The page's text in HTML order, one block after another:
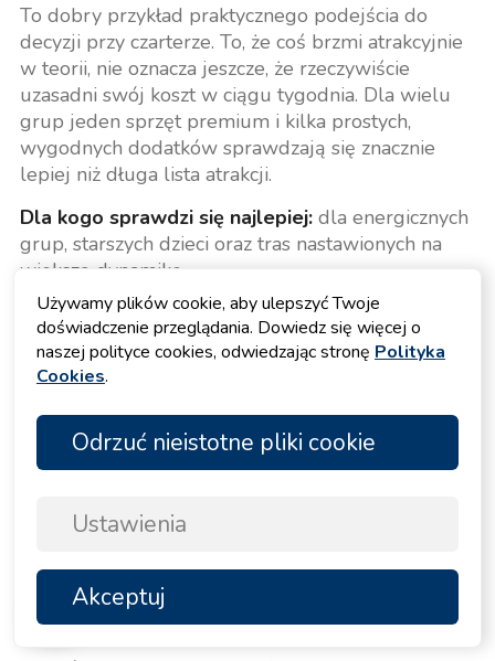
To dobry przykład praktycznego podejścia do
decyzji przy czarterze. To, że coś brzmi atrakcyjnie
w teorii, nie oznacza jeszcze, że rzeczywiście
uzasadni swój koszt w ciągu tygodnia. Dla wielu
grup jeden sprzęt premium i kilka prostych,
wygodnych dodatków sprawdzają się znacznie
lepiej niż długa lista atrakcji.
Dla kogo sprawdzi się najlepiej:dla energicznych
grup, starszych dzieci oraz tras nastawionych na
większą dynamikę.
Najlepiej sprawdza się, gdy:jacht oferuje
odpowiednią moc, przestrzeń i plan dnia
pozwalający na wielokrotne przejazdy.
Szczególnie polecany:
portowych i tras promowych.
8. Odkrywanie linii brzegowej
wpław, z maską lub na
desce
GÓRĘ
Używamy plików cookie, aby ulepszyć Twoje
doświadczenie przeglądania. Dowiedz się więcej o
naszej polityce cookies, odwiedzając stronę Polityka
Cookies.
Odrzuć nieistotne pliki cookie
Ustawienia
Akceptuj